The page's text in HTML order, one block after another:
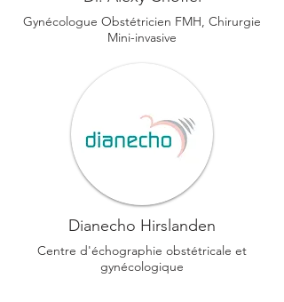
Gynécologue Obstétricien FMH, Chirurgie
Mini-invasive
Dianecho Hirslanden
Centre d'échographie obstétricale et
gynécologique